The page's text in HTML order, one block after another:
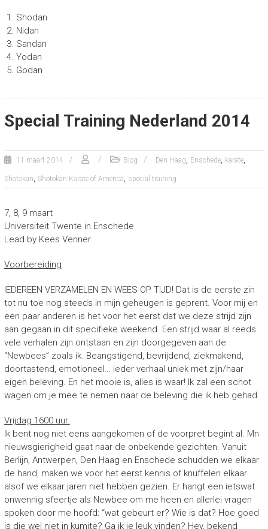
Shodan
Nidan
Sandan
Yodan
Godan
Special Training Nederland 2014
11 maart 2014 Blog Den Haag, Enschede, karate,
Shotokan, Shotokan Karate of America, special training
7, 8, 9 maart
Universiteit Twente in Enschede
Lead by Kees Venner
Voorbereiding
IEDEREEN VERZAMELEN EN WEES OP TIJD! Dat is de eerste zin
tot nu toe nog steeds in mijn geheugen is geprent. Voor mij en
een paar anderen is het voor het eerst dat we deze strijd zijn
aan gegaan in dit specifieke weekend. Een strijd waar al reeds
vele verhalen zijn ontstaan en zijn doorgegeven aan de
“Newbees” zoals ik. Beangstigend, bevrijdend, ziekmakend,
doortastend, emotioneel… ieder verhaal uniek met zijn/haar
eigen beleving. En het mooie is, alles is waar! Ik zal een schot
wagen om je mee te nemen naar de beleving die ik heb gehad.
Vrijdag 1600 uur.
Ik bent nog niet eens aangekomen of de voorpret begint al. Mn
nieuwsgierigheid gaat naar de onbekende gezichten. Vanuit
Berlijn, Antwerpen, Den Haag en Enschede schudden we elkaar
de hand, maken we voor het eerst kennis of knuffelen elkaar
alsof we elkaar jaren niet hebben gezien. Er hangt een ietswat
onwennig sfeertje als Newbee om me heen en allerlei vragen
spoken door me hoofd: “wat gebeurt er? Wie is dat? Hoe goed
is die wel niet in kumite? Ga ik je leuk vinden? Hey, bekend